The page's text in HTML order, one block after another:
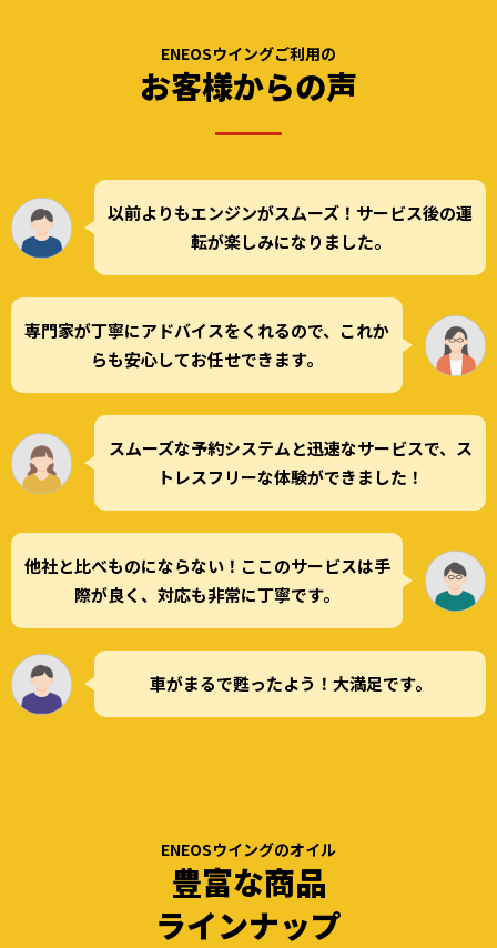
ENEOSウイングご利用の
お客様からの声
以前よりもエンジンがスムーズ！サービス後の運
転が楽しみになりました。
専門家が丁寧にアドバイスをくれるので、これか
らも安心してお任せできます。
スムーズな予約システムと迅速なサービスで、ス
トレスフリーな体験ができました！
他社と比べものにならない！ここのサービスは手
際が良く、対応も非常に丁寧です。
車がまるで甦ったよう！大満足です。
ENEOSウイングのオイル
豊富な商品
ラインナップ